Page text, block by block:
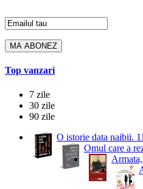
Top vanzari
7 zile
30 zile
90 zile
O istorie data naibii.
Omul care a